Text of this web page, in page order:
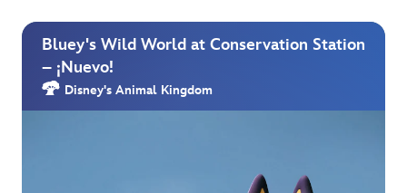
Bluey's Wild World at Conservation Station
– ¡Nuevo!
Disney's Animal Kingdom